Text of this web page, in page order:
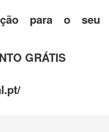
para o seu
GRÁTIS